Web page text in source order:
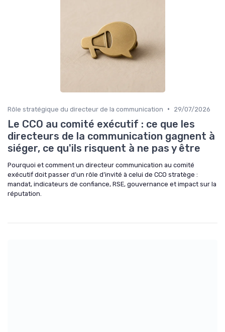
Rôle stratégique du directeur de la communication • 29/07/2026
Le CCO au comité exécutif : ce que les
directeurs de la communication gagnent à
siéger, ce qu'ils risquent à ne pas y être
Pourquoi et comment un directeur communication au comité
exécutif doit passer d’un rôle d’invité à celui de CCO stratège :
mandat, indicateurs de confiance, RSE, gouvernance et impact sur la
réputation.